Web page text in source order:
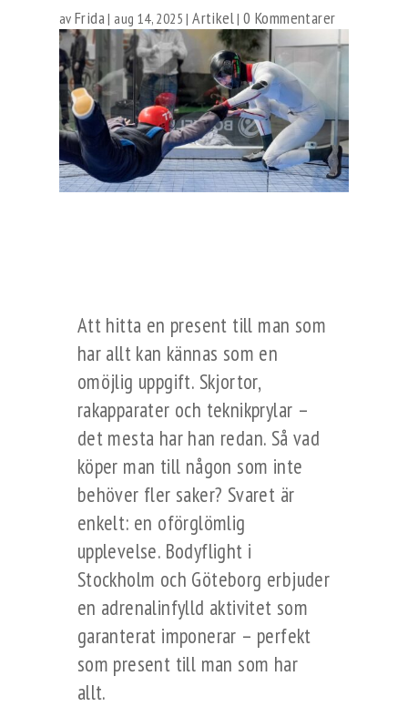
av Frida| aug 14, 2025 |Artikel|0 Kommentarer
Att hitta en present till man som
har allt kan kännas som en
omöjlig uppgift. Skjortor,
rakapparater och teknikprylar –
det mesta har han redan. Så vad
köper man till någon som inte
behöver fler saker? Svaret är
enkelt: en oförglömlig
upplevelse. Bodyflight i
Stockholm och Göteborg erbjuder
en adrenalinfylld aktivitet som
garanterat imponerar – perfekt
som present till man som har
allt.